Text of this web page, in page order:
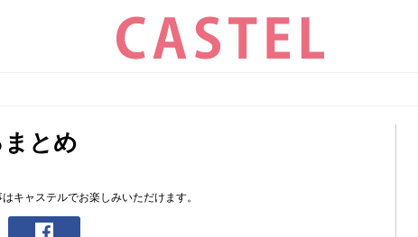
まとめ
キャステルでお楽しみいただけます。